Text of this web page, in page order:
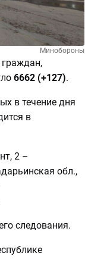
Минобороны
6662 (+127).
в течение дня
в
2 –
обл.,
следования.